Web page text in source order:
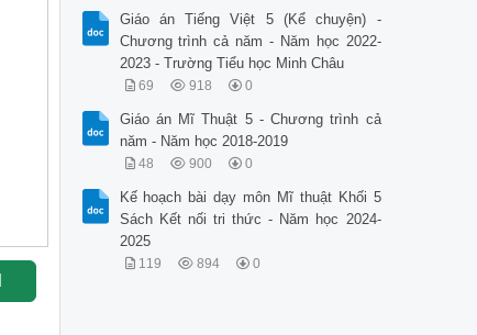
Giáo án Tiếng Việt 5 (Kể chuyện) -
Chương trình cả năm - Năm học 2022-
2023 - Trường Tiểu học Minh Châu
69 918 0
Giáo án Mĩ Thuật 5 - Chương trình cả
năm - Năm học 2018-2019
48 900 0
Kế hoạch bài dạy môn Mĩ thuật Khối 5
Sách Kết nối tri thức - Năm học 2024-
2025
119 894 0